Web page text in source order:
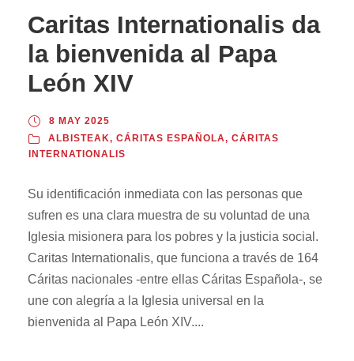
Caritas Internationalis da
la bienvenida al Papa
León XIV
8 MAY 2025
ALBISTEAK, CÁRITAS ESPAÑOLA, CÁRITAS
INTERNATIONALIS
Su identificación inmediata con las personas que
sufren es una clara muestra de su voluntad de una
Iglesia misionera para los pobres y la justicia social.
Caritas Internationalis, que funciona a través de 164
Cáritas nacionales -entre ellas Cáritas Española-, se
une con alegría a la Iglesia universal en la
bienvenida al Papa León XIV....